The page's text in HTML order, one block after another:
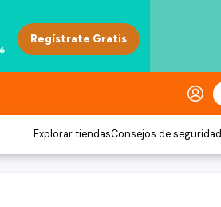
Explorar tiendasConsejos de seguridad